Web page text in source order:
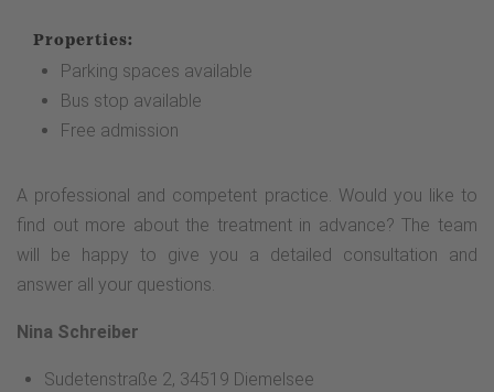
Properties:
Parking spaces available
Bus stop available
Free admission
A professional and competent practice. Would you like to
find out more about the treatment in advance? The team
will be happy to give you a detailed consultation and
answer all your questions.
Nina Schreiber
Sudetenstraße 2, 34519 Diemelsee